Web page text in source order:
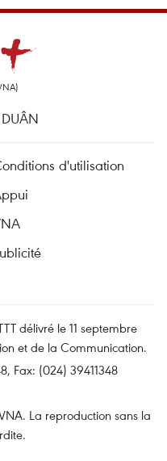
d'utilisation
délivré le 11 septembre
et de la Communication.
Fax: (024) 39411348
La reproduction sans la